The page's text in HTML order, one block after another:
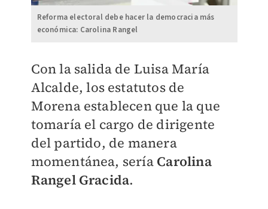
Reforma electoral debe hacer la democracia más
económica: Carolina Rangel
Con la salida de Luisa María
Alcalde, los estatutos de
Morena establecen que la que
tomaría el cargo de dirigente
del partido, de manera
momentánea, sería Carolina
Rangel Gracida.